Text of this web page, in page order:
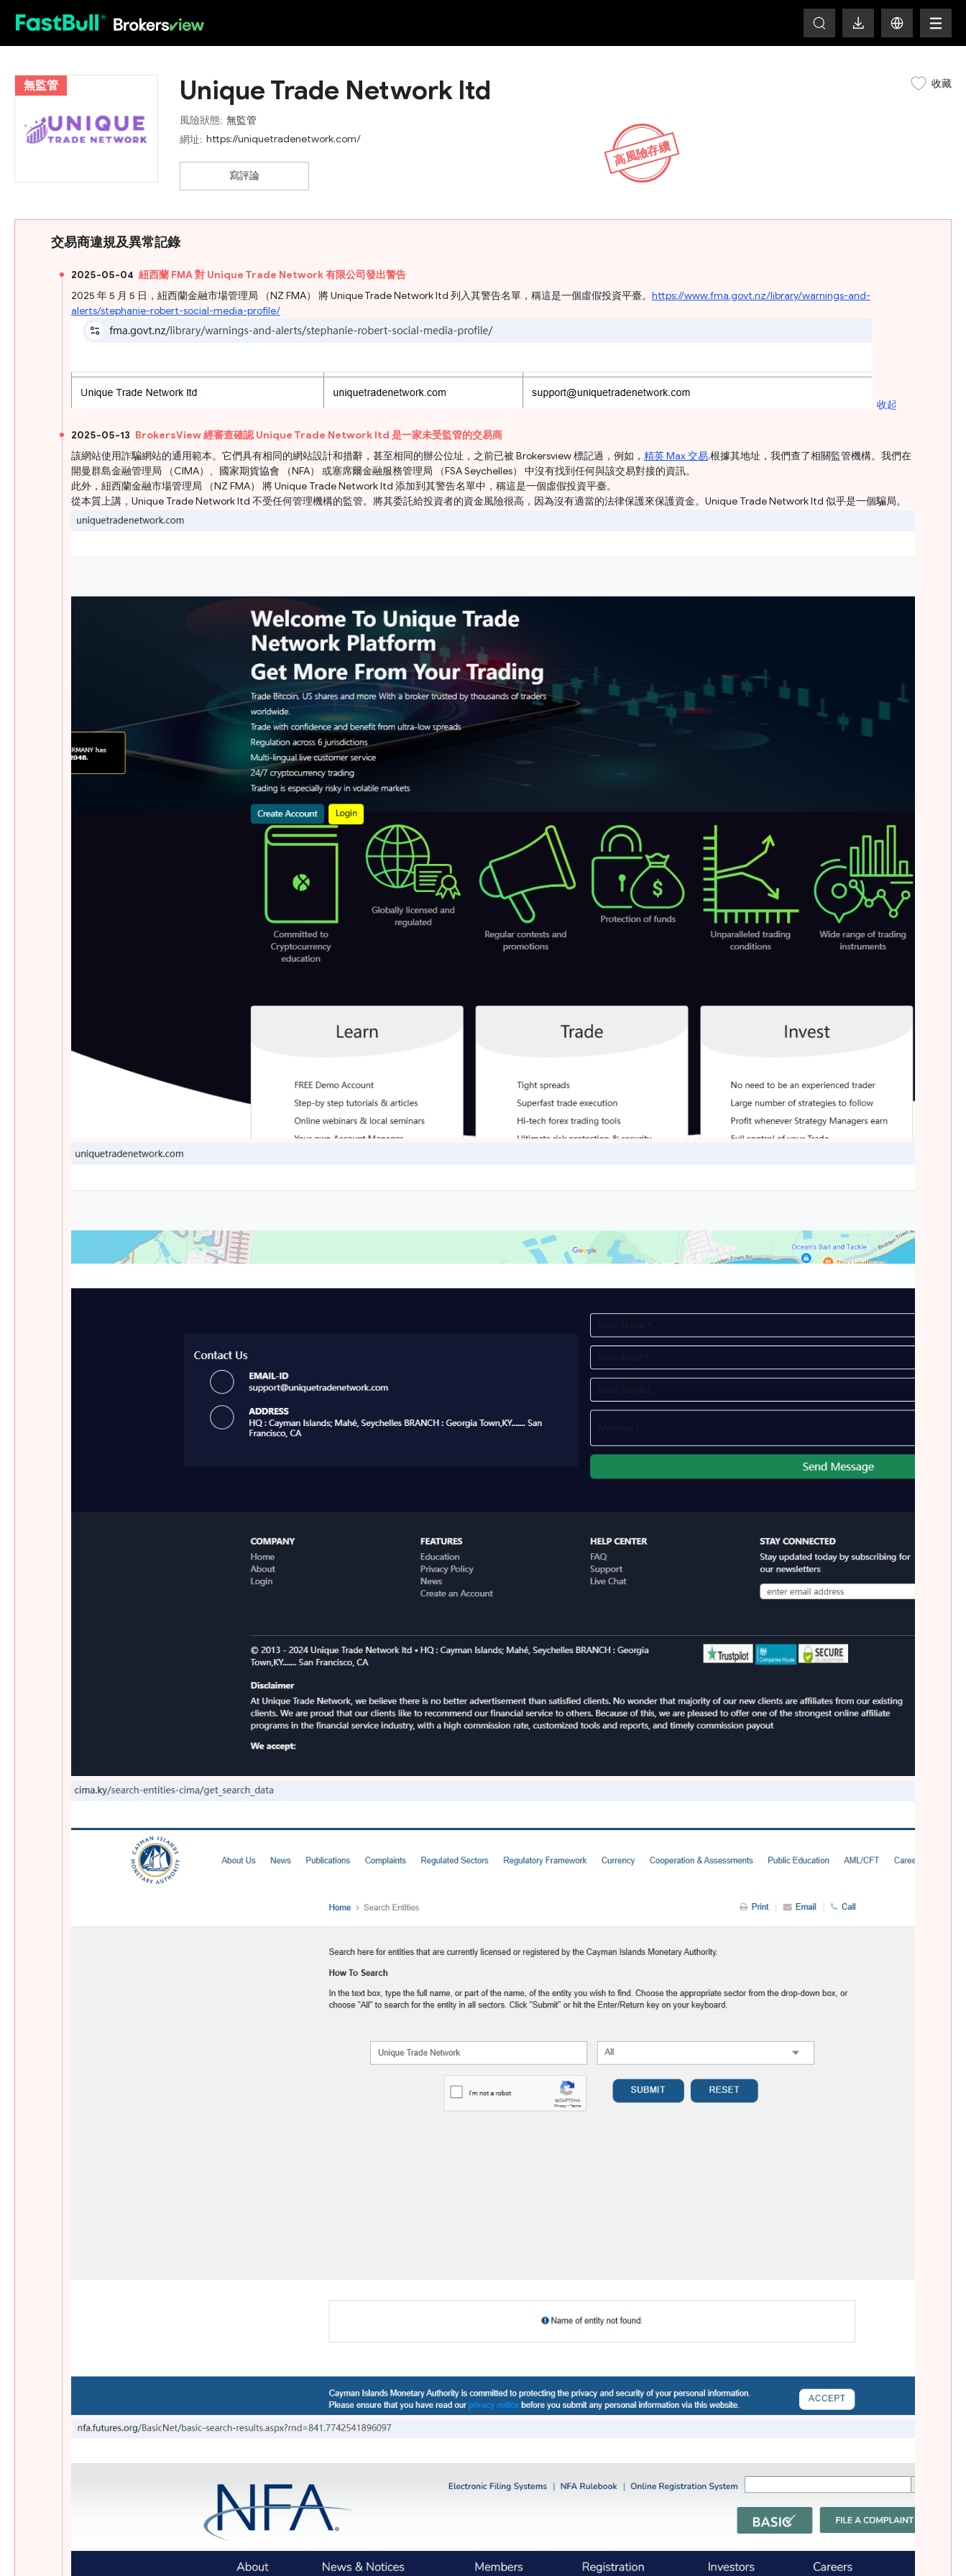
無監管 收藏
Unique Trade Network ltd
風險狀態: 無監管
網址: https://uniquetradenetwork.com/
寫評論
高風險存續
交易商違規及異常記錄
2025-05-04 紐西蘭 FMA 對 Unique Trade Network 有限公司發出警告
2025 年 5 月 5 日，紐西蘭金融市場管理局 （NZ FMA） 將 Unique Trade Network ltd 列入其警告名單，稱這是一個虛假投資平臺。 https://www.fma.govt.nz/library/warnings-and-
alerts/stephanie-robert-social-media-profile/
收起
2025-05-13 BrokersView 經審查確認 Unique Trade Network ltd 是一家未受監管的交易商
該網站使用詐騙網站的通用範本。它們具有相同的網站設計和措辭，甚至相同的辦公位址，之前已被 Brokersview 標記過，例如， 精英 Max 交易.根據其地址，我們查了相關監管機構。我們在
開曼群島金融管理局 （CIMA）、國家期貨協會 （NFA） 或塞席爾金融服務管理局 （FSA Seychelles） 中沒有找到任何與該交易對接的資訊。
此外，紐西蘭金融市場管理局 （NZ FMA） 將 Unique Trade Network ltd 添加到其警告名單中，稱這是一個虛假投資平臺。
從本質上講，Unique Trade Network ltd 不受任何管理機構的監管。將其委託給投資者的資金風險很高，因為沒有適當的法律保護來保護資金。Unique Trade Network ltd 似乎是一個騙局。